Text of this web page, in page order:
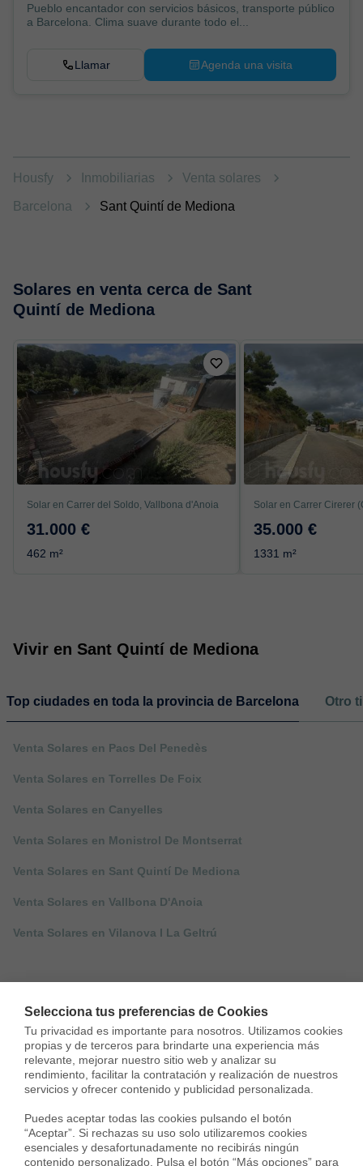
Selecciona tus preferencias de Cookies
Tu privacidad es importante para nosotros. Utilizamos cookies
propias y de terceros para brindarte una experiencia más
relevante, mejorar nuestro sitio web y analizar su
rendimiento, facilitar la contratación y realización de nuestros
servicios y ofrecer contenido y publicidad personalizada.
Puedes aceptar todas las cookies pulsando el botón
“Aceptar”. Si rechazas su uso solo utilizaremos cookies
esenciales y desafortunadamente no recibirás ningún
contenido personalizado. Pulsa el botón “Más opciones” para
Pueblo encantador con servicios básicos, transporte público
a Barcelona. Clima suave durante todo el...
Llamar Agenda una visita
Housfy Inmobiliarias Venta solares
Barcelona Sant Quintí de Mediona
Solares en venta cerca de Sant
Quintí de Mediona
Solar en Carrer del Soldo, Vallbona d'Anoia
31.000 €
462 m²
35.000 €
1331 m²
Vivir en Sant Quintí de Mediona
Top ciudades en toda la provincia de Barcelona Otro
Venta Solares en Pacs Del Penedès
Venta Solares en Torrelles De Foix
Venta Solares en Canyelles
Venta Solares en Monistrol De Montserrat
Venta Solares en Sant Quintí De Mediona
Venta Solares en Vallbona D'Anoia
Venta Solares en Vilanova I La Geltrú